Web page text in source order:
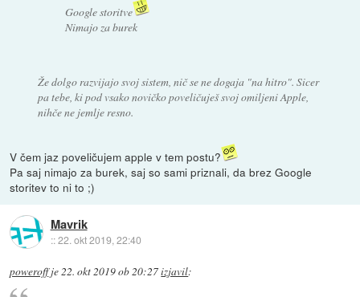
Google storitve
Nimajo za burek
Že dolgo razvijajo svoj sistem, nič se ne dogaja "na hitro". Sicer
pa tebe, ki pod vsako novičko poveličuješ svoj omiljeni Apple,
nihče ne jemlje resno.
V čem jaz poveličujem apple v tem postu?
Pa saj nimajo za burek, saj so sami priznali, da brez Google
storitev to ni to ;)
Mavrik
::22. okt 2019, 22:40
poweroffje22. okt 2019 ob 20:27izjavil: